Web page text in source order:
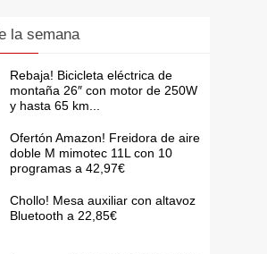
la semana
Rebaja! Bicicleta eléctrica de
montaña 26″ con motor de 250W
y hasta 65 km...
Ofertón Amazon! Freidora de aire
doble M mimotec 11L con 10
programas a 42,97€
Chollo! Mesa auxiliar con altavoz
Bluetooth a 22,85€